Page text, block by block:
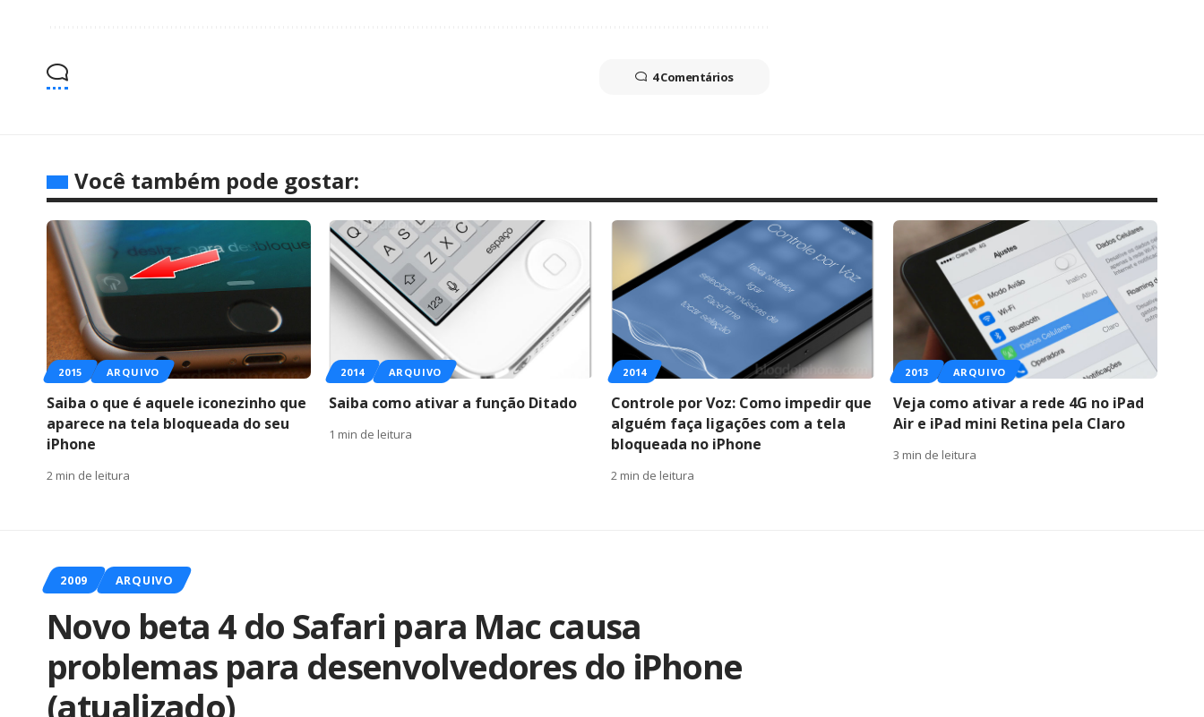
4 Comentários
Você também pode gostar:
2015 ARQUIVO
Saiba o que é aquele iconezinho que
aparece na tela bloqueada do seu
iPhone
2 min de leitura
2014 ARQUIVO
Saiba como ativar a função Ditado
1 min de leitura
2014
Controle por Voz: Como impedir que
alguém faça ligações com a tela
bloqueada no iPhone
2 min de leitura
2013 ARQUIVO
Veja como ativar a rede 4G no iPad
Air e iPad mini Retina pela Claro
3 min de leitura
2009 ARQUIVO
Novo beta 4 do Safari para Mac causa
problemas para desenvolvedores do iPhone
(atualizado)